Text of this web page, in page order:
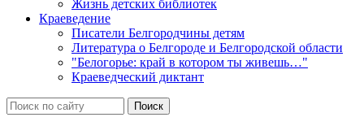
Жизнь детских библиотек
Краеведение
Писатели Белгородчины детям
Литература о Белгороде и Белгородской области
"Белогорье: край в котором ты живешь…"
Краеведческий диктант